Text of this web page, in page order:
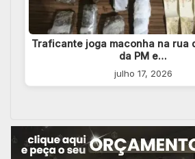
Traficante joga maconha na rua
da PM e…
julho 17, 2026